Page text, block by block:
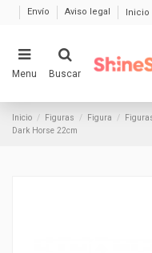
Envío Aviso legal Inicio
Menu Buscar
Inicio Figuras Figura
Dark Horse 22cm